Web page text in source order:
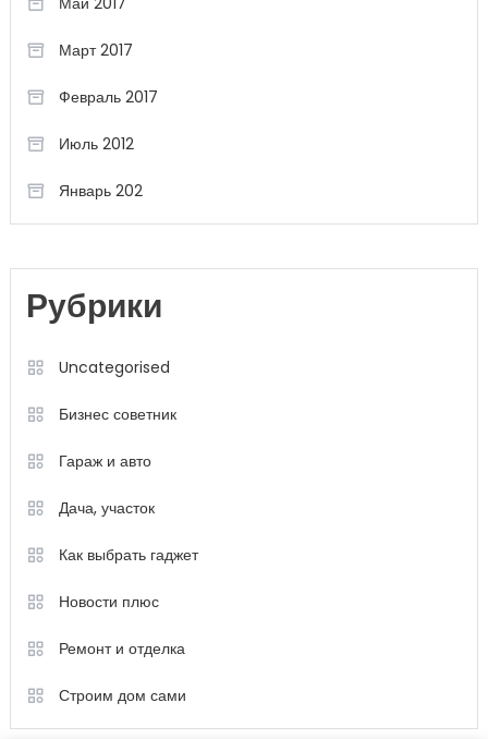
Март 2017
Февраль 2017
Июль 2012
Январь 202
Рубрики
Uncategorised
Бизнес советник
Гараж и авто
Дача, участок
Как выбрать гаджет
Новости плюс
Ремонт и отделка
Строим дом сами